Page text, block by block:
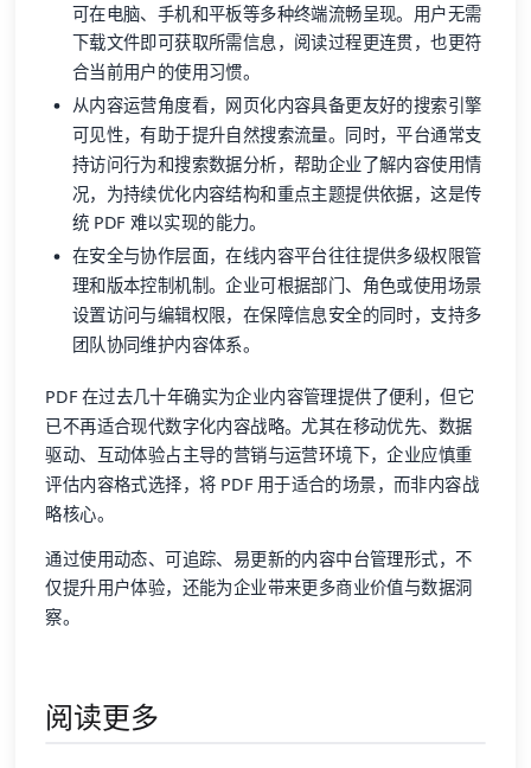
可在电脑、手机和平板等多种终端流畅呈现。用户无需
下载文件即可获取所需信息，阅读过程更连贯，也更符
合当前用户的使用习惯。
从内容运营角度看，网页化内容具备更友好的搜索引擎
可见性，有助于提升自然搜索流量。同时，平台通常支
持访问行为和搜索数据分析，帮助企业了解内容使用情
况，为持续优化内容结构和重点主题提供依据，这是传
统 PDF 难以实现的能力。
在安全与协作层面，在线内容平台往往提供多级权限管
理和版本控制机制。企业可根据部门、角色或使用场景
设置访问与编辑权限，在保障信息安全的同时，支持多
团队协同维护内容体系。
PDF 在过去几十年确实为企业内容管理提供了便利，但它
已不再适合现代数字化内容战略。尤其在移动优先、数据
驱动、互动体验占主导的营销与运营环境下，企业应慎重
评估内容格式选择，将 PDF 用于适合的场景，而非内容战
略核心。
通过使用动态、可追踪、易更新的内容中台管理形式，不
仅提升用户体验，还能为企业带来更多商业价值与数据洞
察。
阅读更多